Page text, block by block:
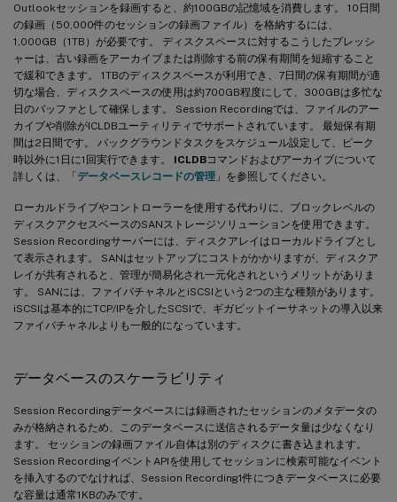
Outlookセッションを録画すると、約100GBの記憶域を消費します。 10日間
の録画（50,000件のセッションの録画ファイル）を格納するには、
1,000GB（1TB）が必要です。 ディスクスペースに対するこうしたプレッシ
ャーは、古い録画をアーカイブまたは削除する前の保有期間を短縮すること
で緩和できます。 1TBのディスクスペースが利用でき、7日間の保有期間が適
切な場合、ディスクスペースの使用は約700GB程度にして、300GBは多忙な
日のバッファとして確保します。 Session Recordingでは、ファイルのアー
カイブや削除がICLDBユーティリティでサポートされています。 最短保有期
間は2日間です。 バックグラウンドタスクをスケジュール設定して、ピーク
時以外に1日に1回実行できます。 ICLDBコマンドおよびアーカイブについて
詳しくは、「データベースレコードの管理 」を参照してください。
ローカルドライブやコントローラーを使用する代わりに、ブロックレベルの
ディスクアクセスベースのSANストレージソリューションを使用できます。
Session Recordingサーバーには、ディスクアレイはローカルドライブとし
て表示されます。 SANはセットアップにコストがかかりますが、ディスクア
レイが共有されると、管理が簡易化され一元化されというメリットがありま
す。 SANには、ファイバチャネルとiSCSIという2つの主な種類があります。
iSCSIは基本的にTCP/IPを介したSCSIで、ギガビットイーサネットの導入以来
ファイバチャネルよりも一般的になっています。
データベースのスケーラビリティ
Session Recordingデータベースには録画されたセッションのメタデータの
みが格納されるため、このデータベースに送信されるデータ量は少なくなり
ます。 セッションの録画ファイル自体は別のディスクに書き込まれます。
Session RecordingイベントAPIを使用してセッションに検索可能なイベント
を挿入するのでなければ、Session Recording1件につきデータベースに必要
な容量は通常1KBのみです。